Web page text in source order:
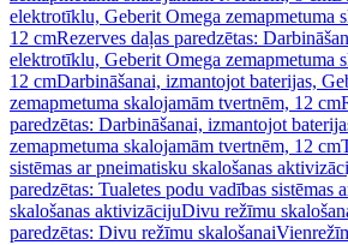
elektrotīklu, Geberit Omega zemapmetuma
12 cmRezerves daļas paredzētas:
elektrotīklu, Geberit Omega zemapmetuma
12 cmDarbināšanai, izmantojot baterijas,
zemapmetuma skalojamām tvertnēm, 12 cm
paredzētas: Darbināšanai, izmantojot
zemapmetuma skalojamām tvertnēm, 12 cm
sistēmas ar pneimatisku skalošanas
paredzētas: Tualetes podu vadības sistēmas
skalošanas aktivizācijuDivu režīmu
paredzētas: Divu režīmu skalošanai